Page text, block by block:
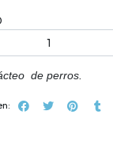
de perros.